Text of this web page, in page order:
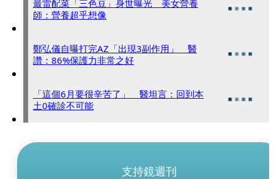
最雷配菜「三色豆」身世曝光 美女營養
師：營養超乎想像
鄭弘儀自曝打完AZ「出現3副作用」 醫
讚：86%保護力非常之好
「這個6月要很辛苦了」 醫坦言：回到本
土0確診不可能
支持鏡週刊